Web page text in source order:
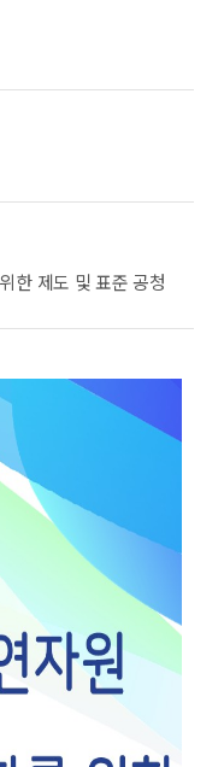
한 제도 및 표준 공청